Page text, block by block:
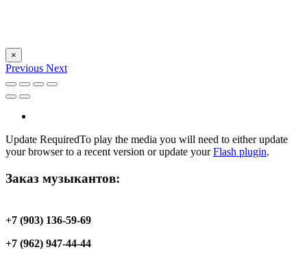
×
Previous Next
Update RequiredTo play the media you will need to either update
your browser to a recent version or update yourFlash plugin.
Заказ музыкантов:
+7 (903) 136-59-69
+7 (962) 947-44-44